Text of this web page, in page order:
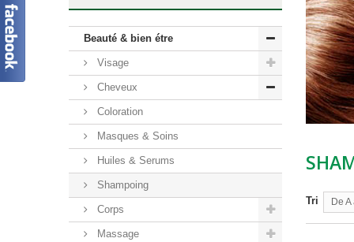
Beauté & bien étre
Visage
Cheveux
Coloration
Masques & Soins
Huiles & Serums
Shampoing
Corps
Massage
Tri De A